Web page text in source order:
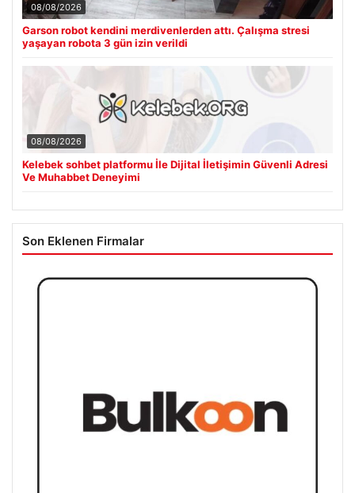
08/08/2026
Garson robot kendini merdivenlerden attı. Çalışma stresi
yaşayan robota 3 gün izin verildi
08/08/2026
Kelebek sohbet platformu İle Dijital İletişimin Güvenli Adresi
Ve Muhabbet Deneyimi
Son Eklenen Firmalar